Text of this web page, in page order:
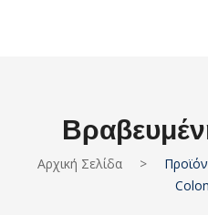
Αρχική Σελίδα >